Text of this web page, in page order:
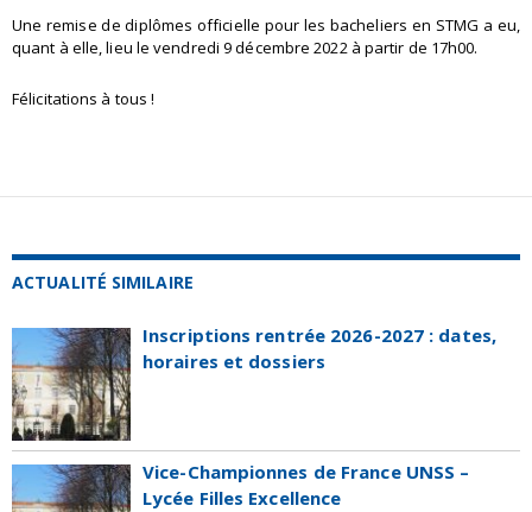
Une remise de diplômes officielle pour les bacheliers en STMG a eu,
quant à elle, lieu le vendredi 9 décembre 2022 à partir de 17h00.
Félicitations à tous !
ACTUALITÉ SIMILAIRE
Inscriptions rentrée 2026-2027 : dates,
horaires et dossiers
Vice-Championnes de France UNSS –
Lycée Filles Excellence